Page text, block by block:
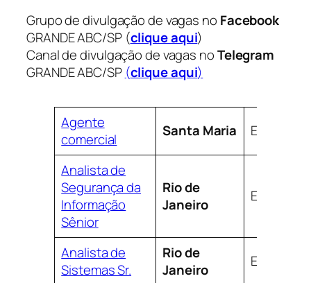
Grupo de divulgação de vagas no Facebook
GRANDE ABC/SP (clique aqui)
Canal de divulgação de vagas noTelegram
GRANDE ABC/SP (clique aqui)
Agente
comercial
Santa Maria Efetivo
Analista de
Segurança da
Informação
Sênior
Rio de
Janeiro
Efetivo
Analista de
Sistemas Sr.
Rio de
Janeiro
Efetivo